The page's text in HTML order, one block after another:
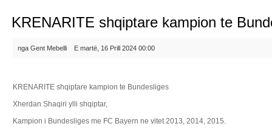
KRENARITE shqiptare kampion te
nga Gent Mebelli E martë, 16 Prill 2024 00:00
KRENARITE shqiptare kampion te Bundesliges
Xherdan Shaqiri ylli shqiptar,
Kampion i Bundesliges me FC Bayern ne vitet 2013, 2014, 2015.